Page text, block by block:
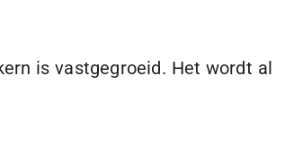
is vastgegroeid. Het wordt al